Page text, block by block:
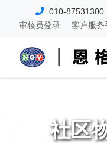
010-87531300
审核员登录
客户服务
社区